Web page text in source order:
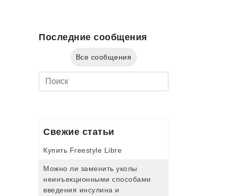
Последние сообщения
Все сообщения
Свежие статьи
Купить Freestyle Libre
Можно ли заменить уколы
неинъекционными способами
введения инсулина и